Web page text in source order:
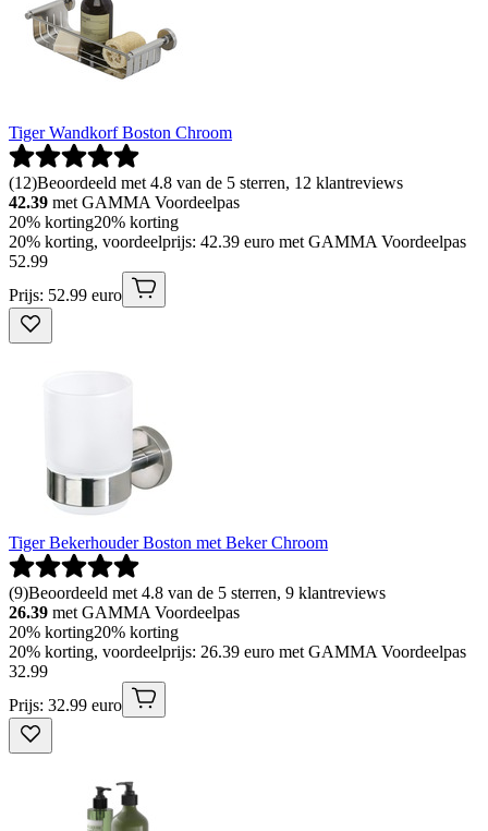
Tiger Wandkorf Boston Chroom
(12)Beoordeeld met 4.8 van de 5 sterren, 12 klantreviews
42.39 met GAMMA Voordeelpas
20% korting20% korting
20% korting, voordeelprijs: 42.39 euro met GAMMA Voordeelpas
52.99
Prijs: 52.99 euro
Tiger Bekerhouder Boston met Beker Chroom
(9)Beoordeeld met 4.8 van de 5 sterren, 9 klantreviews
26.39 met GAMMA Voordeelpas
20% korting20% korting
20% korting, voordeelprijs: 26.39 euro met GAMMA Voordeelpas
32.99
Prijs: 32.99 euro